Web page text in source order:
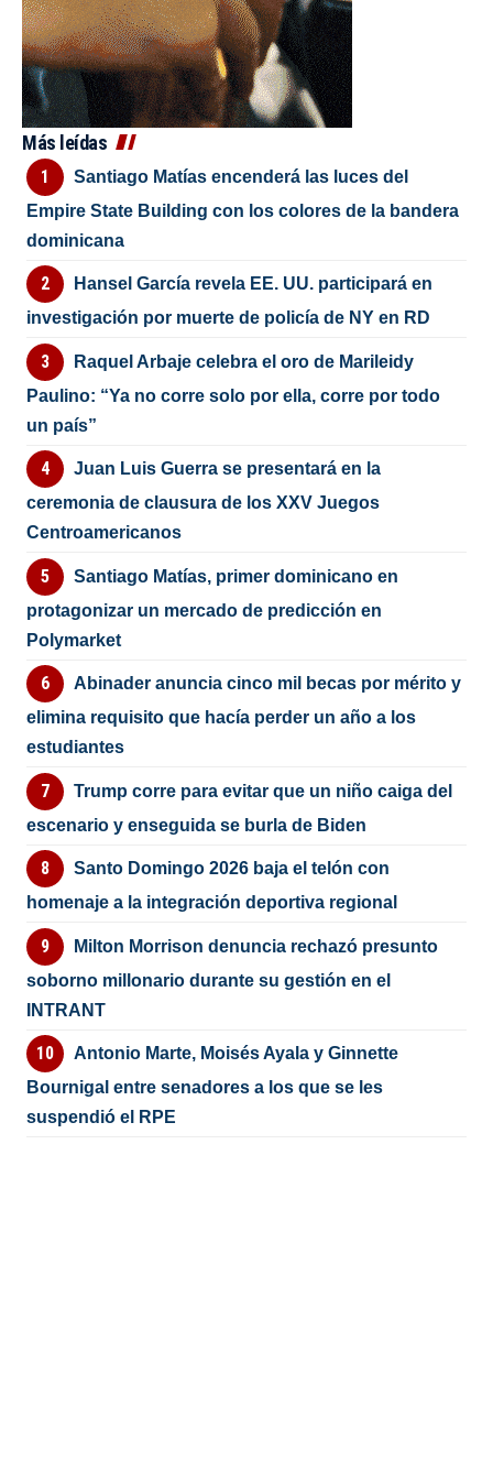
Más leídas
Santiago Matías encenderá las luces del
Empire State Building con los colores de la bandera
dominicana
Hansel García revela EE. UU. participará en
investigación por muerte de policía de NY en RD
Raquel Arbaje celebra el oro de Marileidy
Paulino: “Ya no corre solo por ella, corre por todo
un país”
Juan Luis Guerra se presentará en la
ceremonia de clausura de los XXV Juegos
Centroamericanos
Santiago Matías, primer dominicano en
protagonizar un mercado de predicción en
Polymarket
Abinader anuncia cinco mil becas por mérito y
elimina requisito que hacía perder un año a los
estudiantes
Trump corre para evitar que un niño caiga del
escenario y enseguida se burla de Biden
Santo Domingo 2026 baja el telón con
homenaje a la integración deportiva regional
Milton Morrison denuncia rechazó presunto
soborno millonario durante su gestión en el
INTRANT
Antonio Marte, Moisés Ayala y Ginnette
Bournigal entre senadores a los que se les
suspendió el RPE